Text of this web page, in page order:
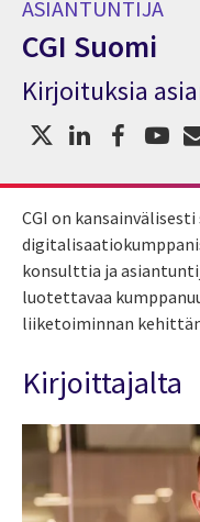
ASIANTUNTIJA
CGI Suomi
Asiantuntija CGI Suomi
Kirjoituksia
CGI on
konsulttia ja
luotettavaa
liiketoiminnan
Kirjoittajalta